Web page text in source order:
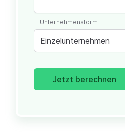
Einzelunternehmen
Unternehmensform
Jetzt berechnen